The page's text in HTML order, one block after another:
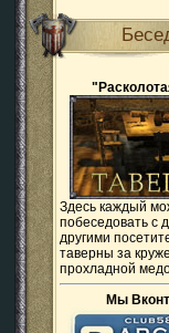
Здесь каждый
побеседовать с
другими
таверны за
прохладной
Мы